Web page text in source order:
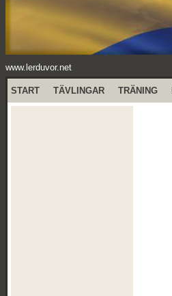
www.lerduvor.net
START TÄVLINGAR TRÄNING